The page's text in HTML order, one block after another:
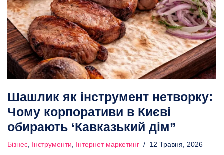
Шашлик як інструмент нетворку:
Чому корпоративи в Києві
обирають ‘Кавказький дім”
Бізнес Інструменти Інтернет маркетинг 12 Травня, 2026